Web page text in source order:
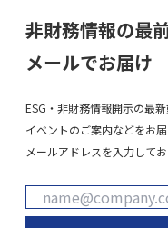
非財務情報の最前
メールでお届け
ESG・非財務情報開示の最
イベントのご案内などをお届
メールアドレスを入力してお